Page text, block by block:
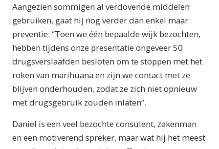
Aangezien sommigen al verdovende middelen
gebruiken, gaat hij nog verder dan enkel maar
preventie: “Toen we één bepaalde wijk bezochten,
hebben tijdens onze presentatie ongeveer 50
drugsverslaafden besloten om te stoppen met het
roken van marihuana en zijn we contact met ze
blijven onderhouden, zodat ze zich niet opnieuw
met drugsgebruik zouden inlaten”.
Daniel is een veel bezochte consulent, zakenman
en een motiverend spreker, maar wat hij het meest